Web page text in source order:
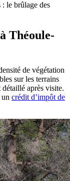
: le brûlage des
Théoule-
de végétation
sur les terrains
après visite.
crédit d’impôt de